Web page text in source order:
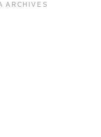
ARCHIVES